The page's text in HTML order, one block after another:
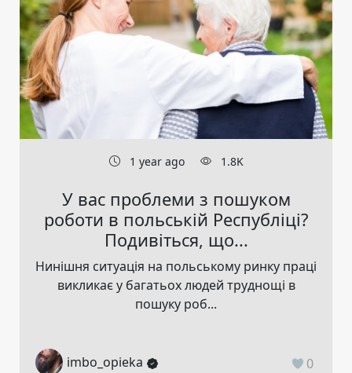
1 year ago 1.8K
У вас проблеми з пошуком
роботи в польській Республіці?
Подивіться, що...
Нинішня ситуація на польському ринку праці
викликає у багатьох людей труднощі в
пошуку роб...
imbo_opieka 0